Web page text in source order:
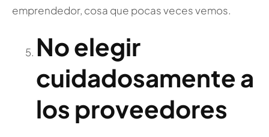
emprendedor, cosa que pocas veces vemos.
No elegir
cuidadosamente a
los proveedores